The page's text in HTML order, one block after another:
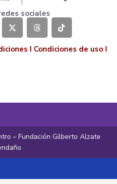
sociales
I Condiciones de uso I
– Fundación Gilberto Alzate